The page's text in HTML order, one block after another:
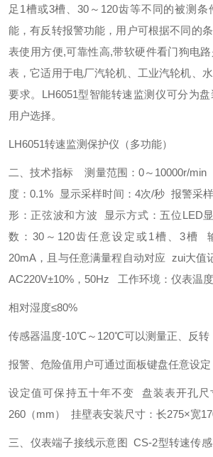
足 1槽或3槽、30 ～ 120齿等不同的被测条
能，有反转报警功能，用户可根据不同的
表使用方便,可靠性高,带软硬件看门狗电
表，它适用于电厂汽轮机、工业汽轮机、
要求。 LH6051型智能转速监测仪可分为
用户选择。
LH6051转速监测保护仪（多功能）
二、技术指标 测量范围：0～ 10000r/min
度：0.1% 显示采样时间： 4次/秒 报警采
形：正弦波和方波
显示方式：五位LED
数： 30 ～ 120齿任意设定或1 槽、 3槽
20mA ，且与任意满量程自动对应 zui大值
AC220V±10% ， 50Hz 工作环境：仪表温度
相对湿度≤80%
传感器温度-10℃～ 120℃可以测量正、反转
报警、危险值用户可通过面板键盘任意设定
设定值可保持五十年不变 盘装表开孔尺
260 （mm） 挂壁表安装尺寸：长275×宽
三、仪表端子接线示意图 CS-2型转速传